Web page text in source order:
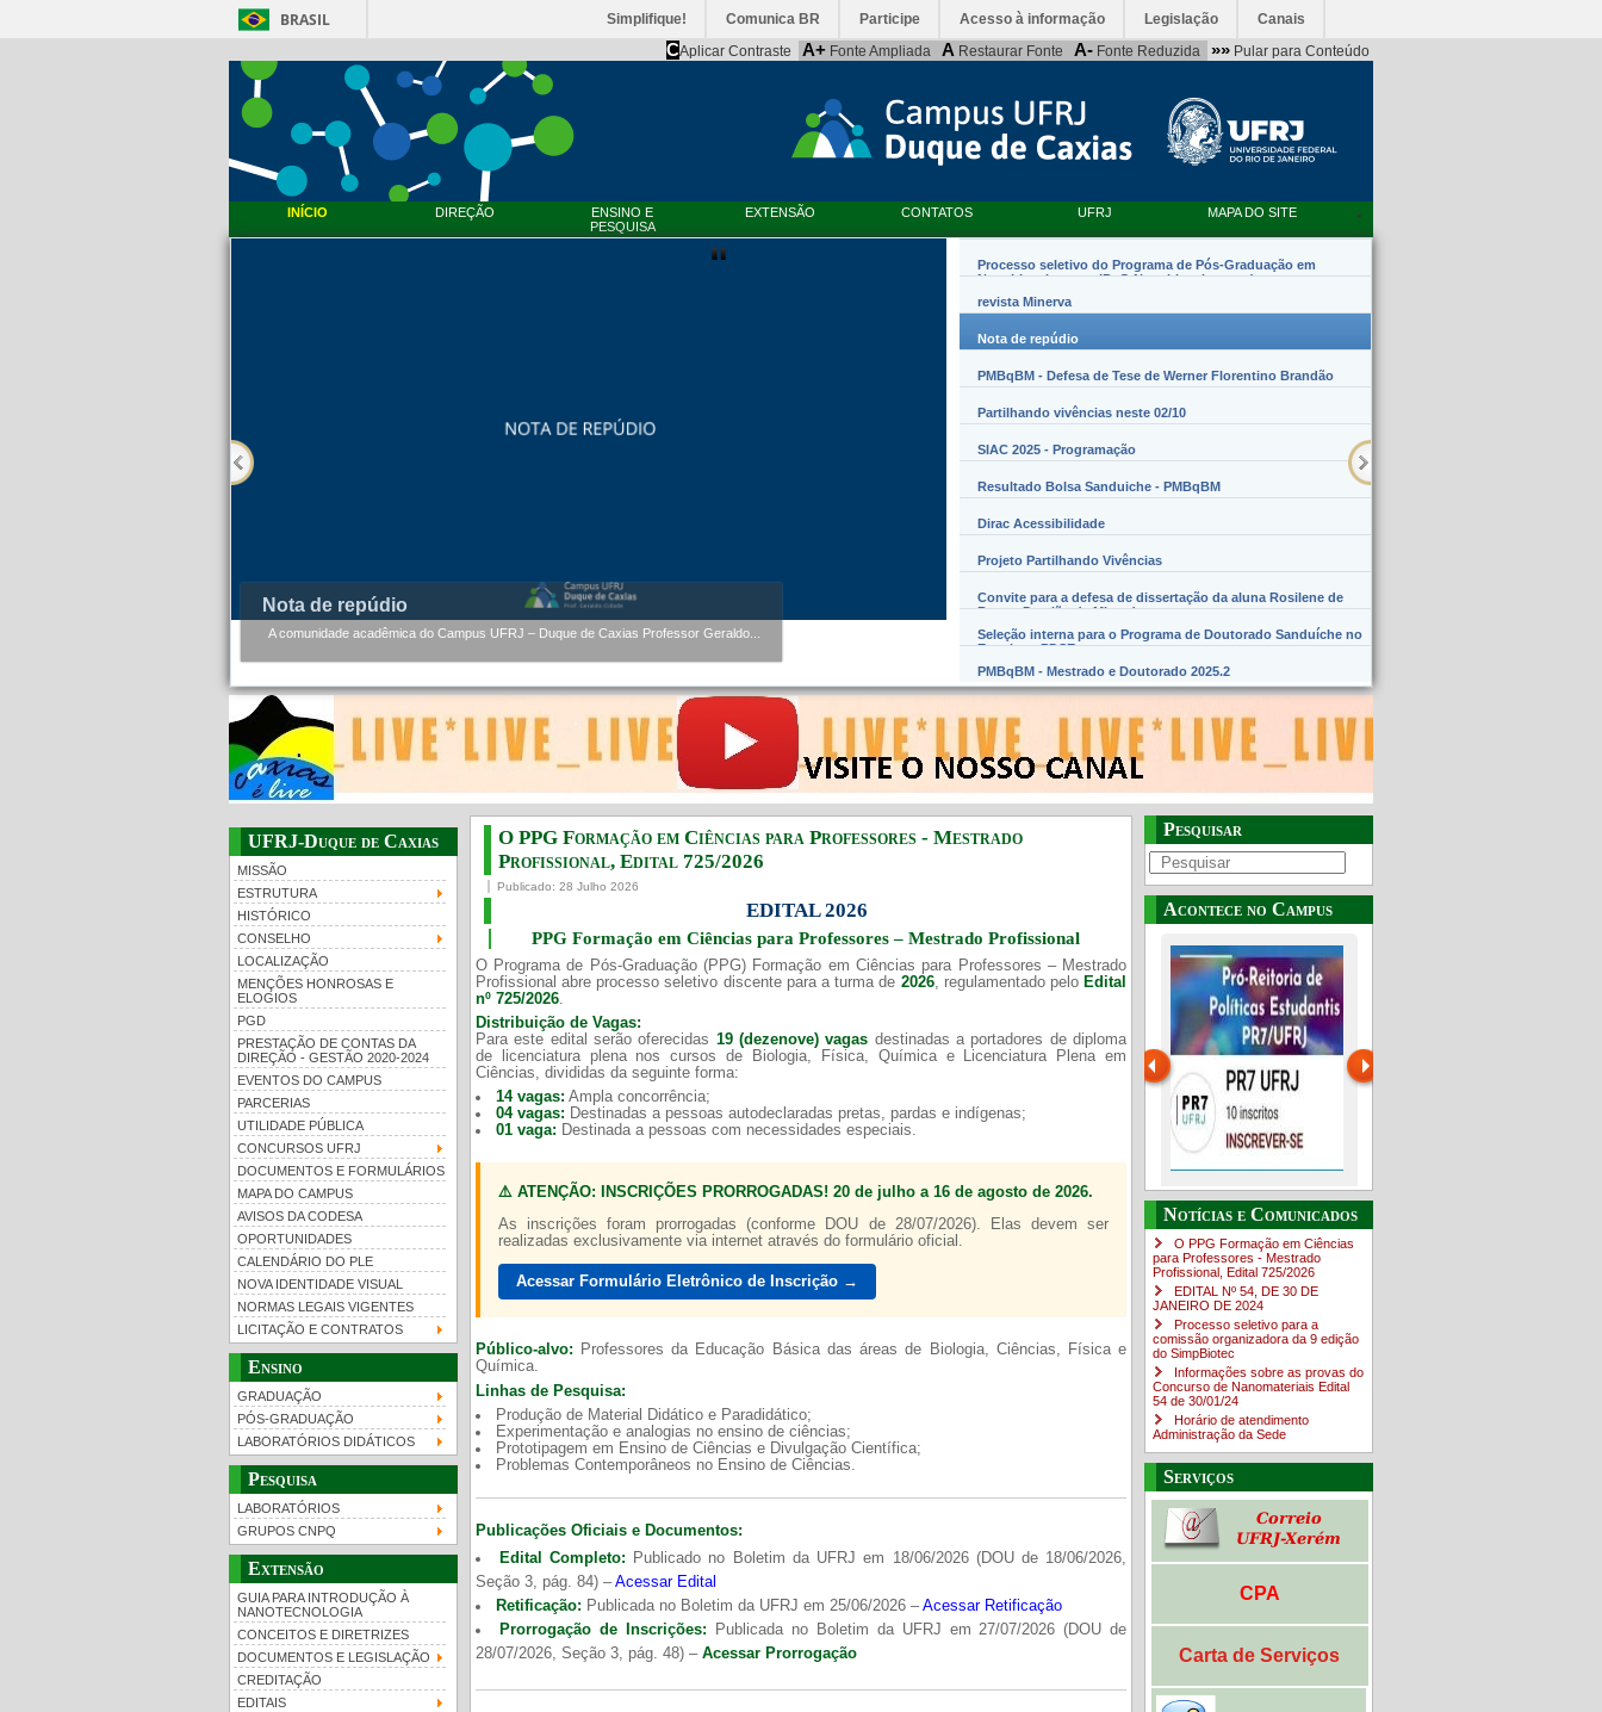
BRASIL Simplifique! Comunica BR Participe Acesso à informação Legislação Canais
CAplicar Contraste A+ Fonte Ampliada A Restaurar Fonte A- Fonte Reduzida »» Pular para Conteúdo
INÍCIO DIREÇÃO
ENSINO E
PESQUISA
EXTENSÃO CONTATOS UFRJ MAPA DO SITE
PMBqBM - Defesa de Tese de Werner Florentino Brandão
PMBqBM - Defesa de Doutorado - Werner Florentino Brandão A...
Processo seletivo do Programa de Pós-Graduação em
Nanobiossistemas (PpG Nanobiossistemas)
revista Minerva
Nota de repúdio
PMBqBM - Defesa de Tese de Werner Florentino Brandão
Partilhando vivências neste 02/10
SIAC 2025 - Programação
Resultado Bolsa Sanduiche - PMBqBM
Dirac Acessibilidade
Projeto Partilhando Vivências
Convite para a defesa de dissertação da aluna Rosilene de
Barros Damião de Miranda
Seleção interna para o Programa de Doutorado Sanduíche no
Exterior – PDSE
PMBqBM - Mestrado e Doutorado 2025.2
UFRJ-Duque de Caxias
MISSÃO
ESTRUTURA
HISTÓRICO
CONSELHO
LOCALIZAÇÃO
MENÇÕES HONROSAS E
ELOGIOS
PGD
PRESTAÇÃO DE CONTAS DA
DIREÇÃO - GESTÃO 2020-2024
EVENTOS DO CAMPUS
PARCERIAS
UTILIDADE PÚBLICA
CONCURSOS UFRJ
DOCUMENTOS E FORMULÁRIOS
MAPA DO CAMPUS
AVISOS DA CODESA
OPORTUNIDADES
CALENDÁRIO DO PLE
NOVA IDENTIDADE VISUAL
NORMAS LEGAIS VIGENTES
LICITAÇÃO E CONTRATOS
Ensino
GRADUAÇÃO
PÓS-GRADUAÇÃO
LABORATÓRIOS DIDÁTICOS
Pesquisa
LABORATÓRIOS
GRUPOS CNPQ
Extensão
GUIA PARA INTRODUÇÃO À
NANOTECNOLOGIA
CONCEITOS E DIRETRIZES
DOCUMENTOS E LEGISLAÇÃO
CREDITAÇÃO
EDITAIS
O PPG Formação em Ciências para Professores - Mestrado
Profissional, Edital ​725/202​6
Publicado: 28 Julho 2026
EDITAL 2026
PPG Formação em Ciências para Professores – Mestrado Profissional
O Programa de Pós-Graduação (PPG) Formação em Ciências para Professores – Mestrado
Profissional abre processo seletivo discente para a turma de 2026, regulamentado pelo Edital
nº 725/2026.
Distribuição de Vagas:
Para este edital serão oferecidas 19 (dezenove) vagas destinadas a portadores de diploma
de licenciatura plena nos cursos de Biologia, Física, Química e Licenciatura Plena em
Ciências, divididas da seguinte forma:
14 vagas: Ampla concorrência;
04 vagas: Destinadas a pessoas autodeclaradas pretas, pardas e indígenas;
01 vaga: Destinada a pessoas com necessidades especiais.
⚠️ ATENÇÃO: INSCRIÇÕES PRORROGADAS! 20 de julho a 16 de agosto de 2026.
As inscrições foram prorrogadas (conforme DOU de 28/07/2026). Elas devem ser
realizadas exclusivamente via internet através do formulário oficial.
Acessar Formulário Eletrônico de Inscrição →
Público-alvo: Professores da Educação Básica das áreas de Biologia, Ciências, Física e
Química.
Linhas de Pesquisa:
Produção de Material Didático e Paradidático;
Experimentação e analogias no ensino de ciências;
Prototipagem em Ensino de Ciências e Divulgação Científica;
Problemas Contemporâneos no Ensino de Ciências.
Publicações Oficiais e Documentos:
Edital Completo: Publicado no Boletim da UFRJ em 18/06/2026 (DOU de 18/06/2026,
Seção 3, pág. 84) –Acessar Edital
Retificação: Publicada no Boletim da UFRJ em 25/06/2026 –Acessar Retificação
Prorrogação de Inscrições: Publicada no Boletim da UFRJ em 27/07/2026 (DOU de
28/07/2026, Seção 3, pág. 48) – Acessar Prorrogação
Pesquisar
Acontece no Campus
Guia de boas práticas
UFRJ 100 anos Notícias e Comunicados
O PPG Formação em Ciências
para Professores - Mestrado
Profissional, Edital ​725/202​6
EDITAL Nº 54, DE 30 DE
JANEIRO DE 2024
Processo seletivo para a
comissão organizadora da 9 edição
do SimpBiotec
Informações sobre as provas do
Concurso de Nanomateriais Edital
54 de 30/01/24
Horário de atendimento
Administração da Sede
Serviços
CPA
Carta de Serviços